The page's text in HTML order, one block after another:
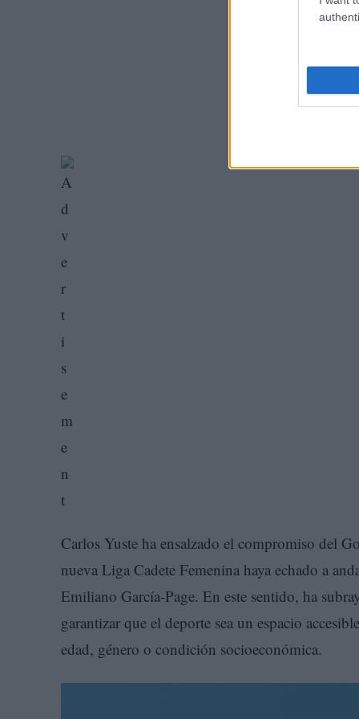
Carlos Yuste ha ensalzado el compromiso del
nueva Liga Cadete Femenina haya echado a
Emiliano García-Page. En este sentido, ha
garantizar que el deporte sea un espacio
edad, género o condición socioeconómica.